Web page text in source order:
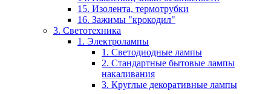
15. Изолента, термотрубки
16. Зажимы "крокодил"
3. Светотехника
1. Электролампы
1. Светодиодные лампы
2. Стандартные бытовые лампы
накаливания
3. Круглые декоративные лампы